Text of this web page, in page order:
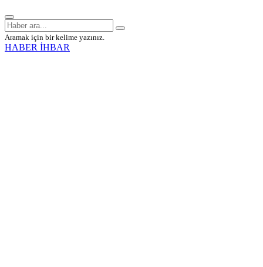
Aramak için bir kelime yazınız.
HABER İHBAR